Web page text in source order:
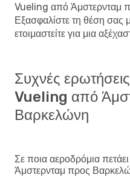
Vueling από Άμστερνταμ
Εξασφαλίστε τη θέση σας
ετοιμαστείτε για μια
Συχνές ερωτήσεις
Vueling από
Βαρκελώνη
Σε ποια αεροδρόμια
Άμστερνταμ προς